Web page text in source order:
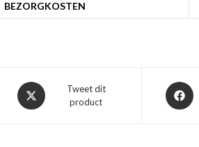
BEZORGKOSTEN
Opent
in
Tweet dit
product
Opent
in